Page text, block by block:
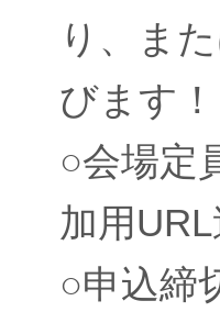
り、ま
びます！
○会場定
加用URL
○申込締